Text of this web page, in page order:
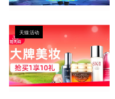
天猫活动